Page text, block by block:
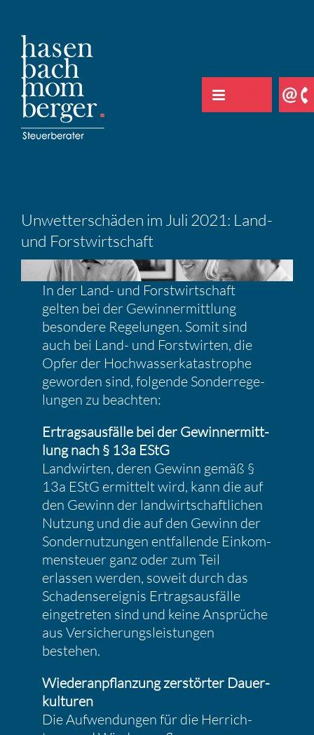
springen
Unwet­ter­schäden im Juli 2021: Land-
und Forst­wirt­schaft
In der Land- und Forst­wirt­schaft
gelten bei der Gewinn­ermitt­lung
beson­dere Regelungen. Somit sind
auch bei Land- und Forst­wirten, die
Opfer der Hochwas­ser­ka­ta­strophe
geworden sind, folgende Sonder­re­ge­
lungen zu beachten:
Ertrags­aus­fälle bei der Gewinn­ermitt­
lung nach § 13a EStG
Landwirten, deren Gewinn gemäß §
13a EStG ermit­telt wird, kann die auf
den Gewinn der landwirt­schaft­li­chen
Nutzung und die auf den Gewinn der
Sonder­nut­zungen entfal­lende Einkom­
men­steuer ganz oder zum Teil
erlassen werden, soweit durch das
Schadens­er­eignis Ertrags­aus­fälle
einge­treten sind und keine Ansprüche
aus Versi­che­rungs­leis­tungen
bestehen.
Wieder­an­pflan­zung zerstörter Dauer­
kul­turen
Die Aufwen­dungen für die Herrich­